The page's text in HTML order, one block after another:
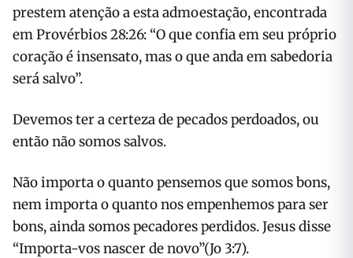
prestem atenção a esta admoestação, encontrada
em Provérbios 28:26: “O que confia em seu próprio
coração é insensato, mas o que anda em sabedoria
será salvo”.
Devemos ter a certeza de pecados perdoados, ou
então não somos salvos.
Não importa o quanto pensemos que somos bons,
nem importa o quanto nos empenhemos para ser
bons, ainda somos pecadores perdidos. Jesus disse
“Importa-vos nascer de novo”(Jo 3:7).